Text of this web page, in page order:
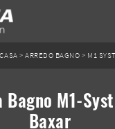
>ARREDO BAGNO > M1
M1-
Baxar